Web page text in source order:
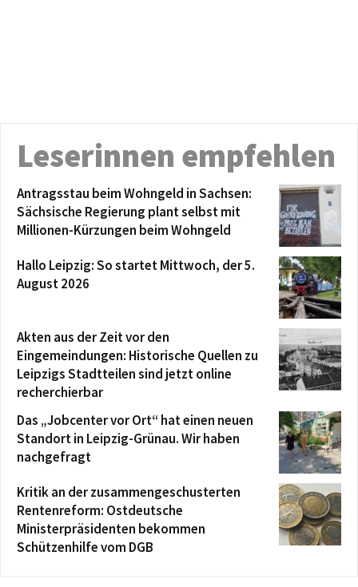
Leserinnen empfehlen
Antragsstau beim Wohngeld in Sachsen:
Sächsische Regierung plant selbst mit
Millionen-Kürzungen beim Wohngeld
Hallo Leipzig: So startet Mittwoch, der 5.
August 2026
Akten aus der Zeit vor den
Eingemeindungen: Historische Quellen zu
Leipzigs Stadtteilen sind jetzt online
recherchierbar
Das „Jobcenter vor Ort“ hat einen neuen
Standort in Leipzig-Grünau. Wir haben
nachgefragt
Kritik an der zusammengeschusterten
Rentenreform: Ostdeutsche
Ministerpräsidenten bekommen
Schützenhilfe vom DGB